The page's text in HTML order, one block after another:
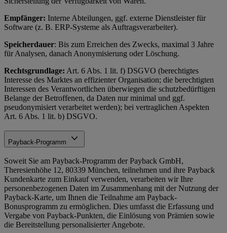
Empfänger: Interne Abteilungen, ggf. externe Dienstleister für
Software (z. B. ERP-Systeme als Auftragsverarbeiter).
Speicherdauer: Bis zum Erreichen des Zwecks, maximal 3 Jahre
für Analysen, danach Anonymisierung oder Löschung.
Rechtsgrundlage: Art. 6 Abs. 1 lit. f) DSGVO (berechtigtes
Interesse des Marktes an effizienter Organisation; die berechtigten
Interessen des Verantwortlichen überwiegen die schutzbedürftigen
Belange der Betroffenen, da Daten nur minimal und ggf.
pseudonymisiert verarbeitet werden); bei vertraglichen Aspekten
Art. 6 Abs. 1 lit. b) DSGVO.
Payback-Programm
Soweit Sie am Payback-Programm der Payback GmbH,
Theresienhöhe 12, 80339 München, teilnehmen und ihre Payback
Kundenkarte zum Einkauf verwenden, verarbeiten wir Ihre
personenbezogenen Daten im Zusammenhang mit der Nutzung der
Payback-Karte, um Ihnen die Teilnahme am Payback-
Bonusprogramm zu ermöglichen. Dies umfasst die Erfassung und
Vergabe von Payback-Punkten, die Einlösung von Prämien sowie
die Bereitstellung personalisierter Angebote.